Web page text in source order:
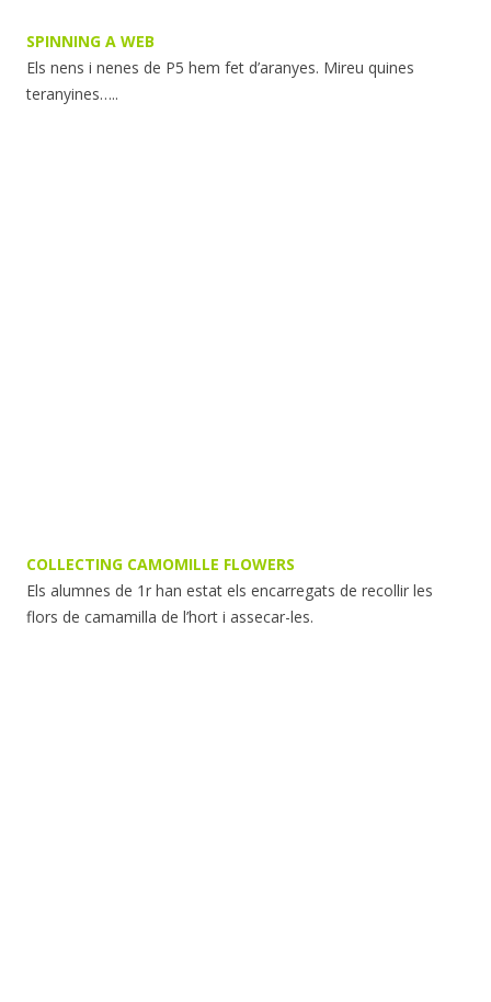
SPINNING A WEB
Els nens i nenes de P5 hem fet d’aranyes. Mireu quines
teranyines…..
COLLECTING CAMOMILLE FLOWERS
Els alumnes de 1r han estat els encarregats de recollir les
flors de camamilla de l’hort i assecar-les.